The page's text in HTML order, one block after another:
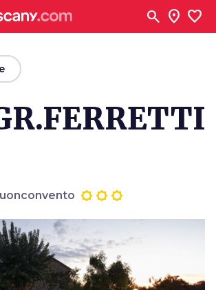
search location_on favorite